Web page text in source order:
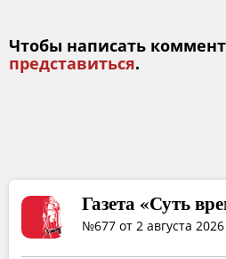
Чтобы написать
представиться.
Газета «Суть
№677 от 2 августа 2026